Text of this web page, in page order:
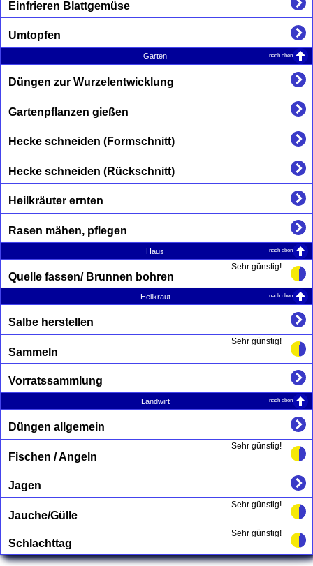
Einfrieren Blattgemüse
Umtopfen
Garten nach oben
Düngen zur Wurzelentwicklung
Gartenpflanzen gießen
Hecke schneiden (Formschnitt)
Hecke schneiden (Rückschnitt)
Heilkräuter ernten
Rasen mähen, pflegen
Haus nach oben
Sehr günstig!
Quelle fassen/ Brunnen bohren
Heilkraut nach oben
Salbe herstellen
Sehr günstig!
Sammeln
Vorratssammlung
Landwirt nach oben
Düngen allgemein
Sehr günstig!
Fischen / Angeln
Jagen
Sehr günstig!
Jauche/Gülle
Sehr günstig!
Schlachttag